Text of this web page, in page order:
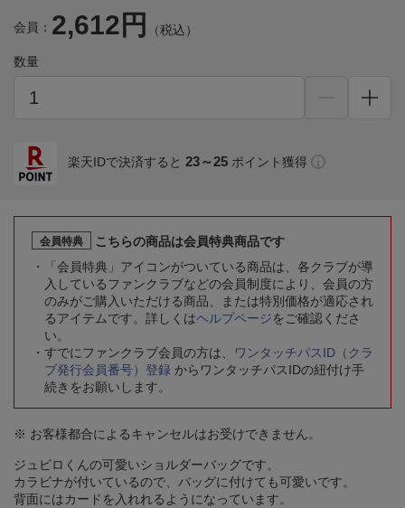
会員： 2,612円 （税込）
数量
楽天IDで決済すると 23～25 ポイント獲得
会員特典
こちらの商品は会員特典商品です
「会員特典」アイコンがついている商品は、各クラブが導
入しているファンクラブなどの会員制度により、会員の方
のみがご購入いただける商品、または特別価格が適応され
るアイテムです。詳しくはヘルプページをご確認くださ
い。
すでにファンクラブ会員の方は、
ワンタッチパスID（クラ
ブ発行会員番号）登録 からワンタッチパスIDの紐付け手
続きをお願いします。
※ お客様都合によるキャンセルはお受けできません。
ジュビロくんの可愛いショルダーバッグです。
カラビナが付いているので、バッグに付けても可愛いです。
背面にはカードを入れれるようになっています。